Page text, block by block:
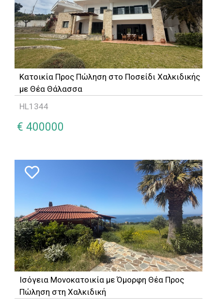
Κατοικία Προς Πώληση στο Ποσείδι Χαλκιδικής
με Θέα Θάλασσα
HL1344
€ 400000
Ισόγεια Μονοκατοικία με Όμορφη Θέα Προς
Πώληση στη Χαλκιδική